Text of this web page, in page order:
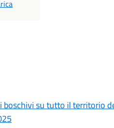
boschivi su tutto il territorio